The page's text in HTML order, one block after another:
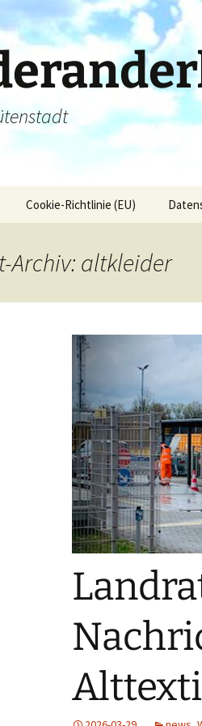
Cookie-Richtlinie (EU)
Archiv: altkleider